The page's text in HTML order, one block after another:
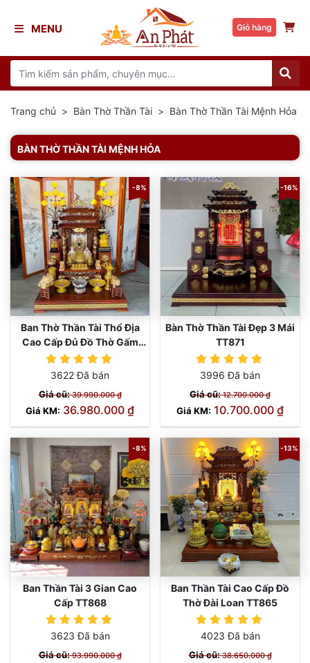
MENU Giỏ hàng
Trang chủ Bàn Thờ Thần Tài Bàn Thờ Thần Tài Mệnh Hỏa
BÀN THỜ THẦN TÀI MỆNH HỎA
-8%
Ban Thờ Thần Tài Thổ Địa
Cao Cấp Đủ Đồ Thờ Gấm
Vàng TT845
3622 Đã bán
Giá cũ:39.990.000 ₫
Giá KM: 36.980.000 ₫
-16%
Bàn Thờ Thần Tài Đẹp 3 Mái
TT871
3996 Đã bán
Giá cũ:12.700.000 ₫
Giá KM: 10.700.000 ₫
-8%
Ban Thần Tài 3 Gian Cao
Cấp TT868
3623 Đã bán
Giá cũ:93.990.000 ₫
-13%
Ban Thần Tài Cao Cấp Đồ
Thờ Đài Loan TT865
4023 Đã bán
Giá cũ:38.650.000 ₫